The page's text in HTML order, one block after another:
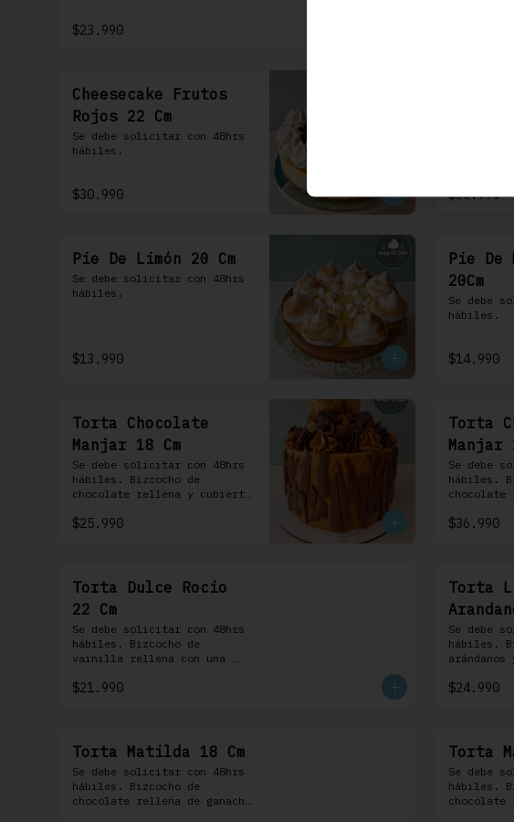
frosting de queso de crema.
$23.990
Cheesecake Frutos
Rojos 22 Cm
Se debe solicitar con 48hrs
hábiles.
$30.990 $30.990
Pie De Limón 20 Cm
Se debe solicitar con 48hrs
hábiles.
$13.990
Pie De
20Cm
Se debe
hábiles.
$14.990
Torta Chocolate
Manjar 18 Cm
Se debe solicitar con 48hrs
hábiles. Bizcocho de
chocolate rellena y cubierta
6 profiteroles.
$25.990
Torta
Manjar
Se debe
hábiles.
8
$36.990
Torta Dulce Rocio
22 Cm
Se debe solicitar con 48hrs
hábiles. Bizcocho de
vainilla rellena con una
saborizada con dulce de
$21.990
Torta
Se debe
hábiles.
$24.990
Torta Matilda 18 Cm
Se debe solicitar con 48hrs
hábiles. Bizcocho de
chocolate rellena de ganache
Torta
Se debe
hábiles.
chocolate